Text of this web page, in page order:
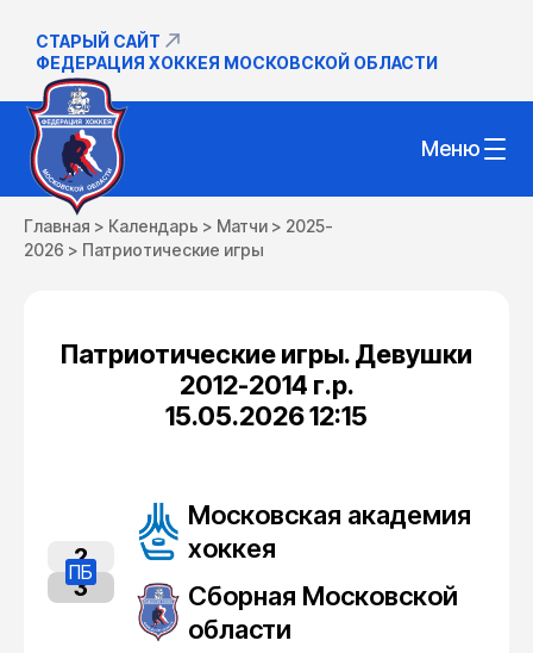
СТАРЫЙ САЙТ
ФЕДЕРАЦИЯ ХОККЕЯ МОСКОВСКОЙ ОБЛАСТИ
Меню
Главная > Календарь > Матчи > 2025-
2026 > Патриотические игры
Патриотические игры. Девушки
2012-2014 г.р.
15.05.2026 12:15
Московская академия
хоккея
2
ПБ
3
Сборная Московской
области